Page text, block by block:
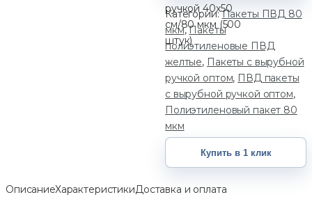
ручкой 40х50
см/80 мкм (500
штук)
Категории:Пакеты ПВД 80
мкм,Пакеты
полиэтиленовые ПВД
желтые, Пакеты с вырубной
ручкой оптом, ПВД пакеты
с вырубной ручкой оптом,
Полиэтиленовый пакет 80
мкм
Купить в 1 клик
ОписаниеХарактеристикиДоставка и оплата